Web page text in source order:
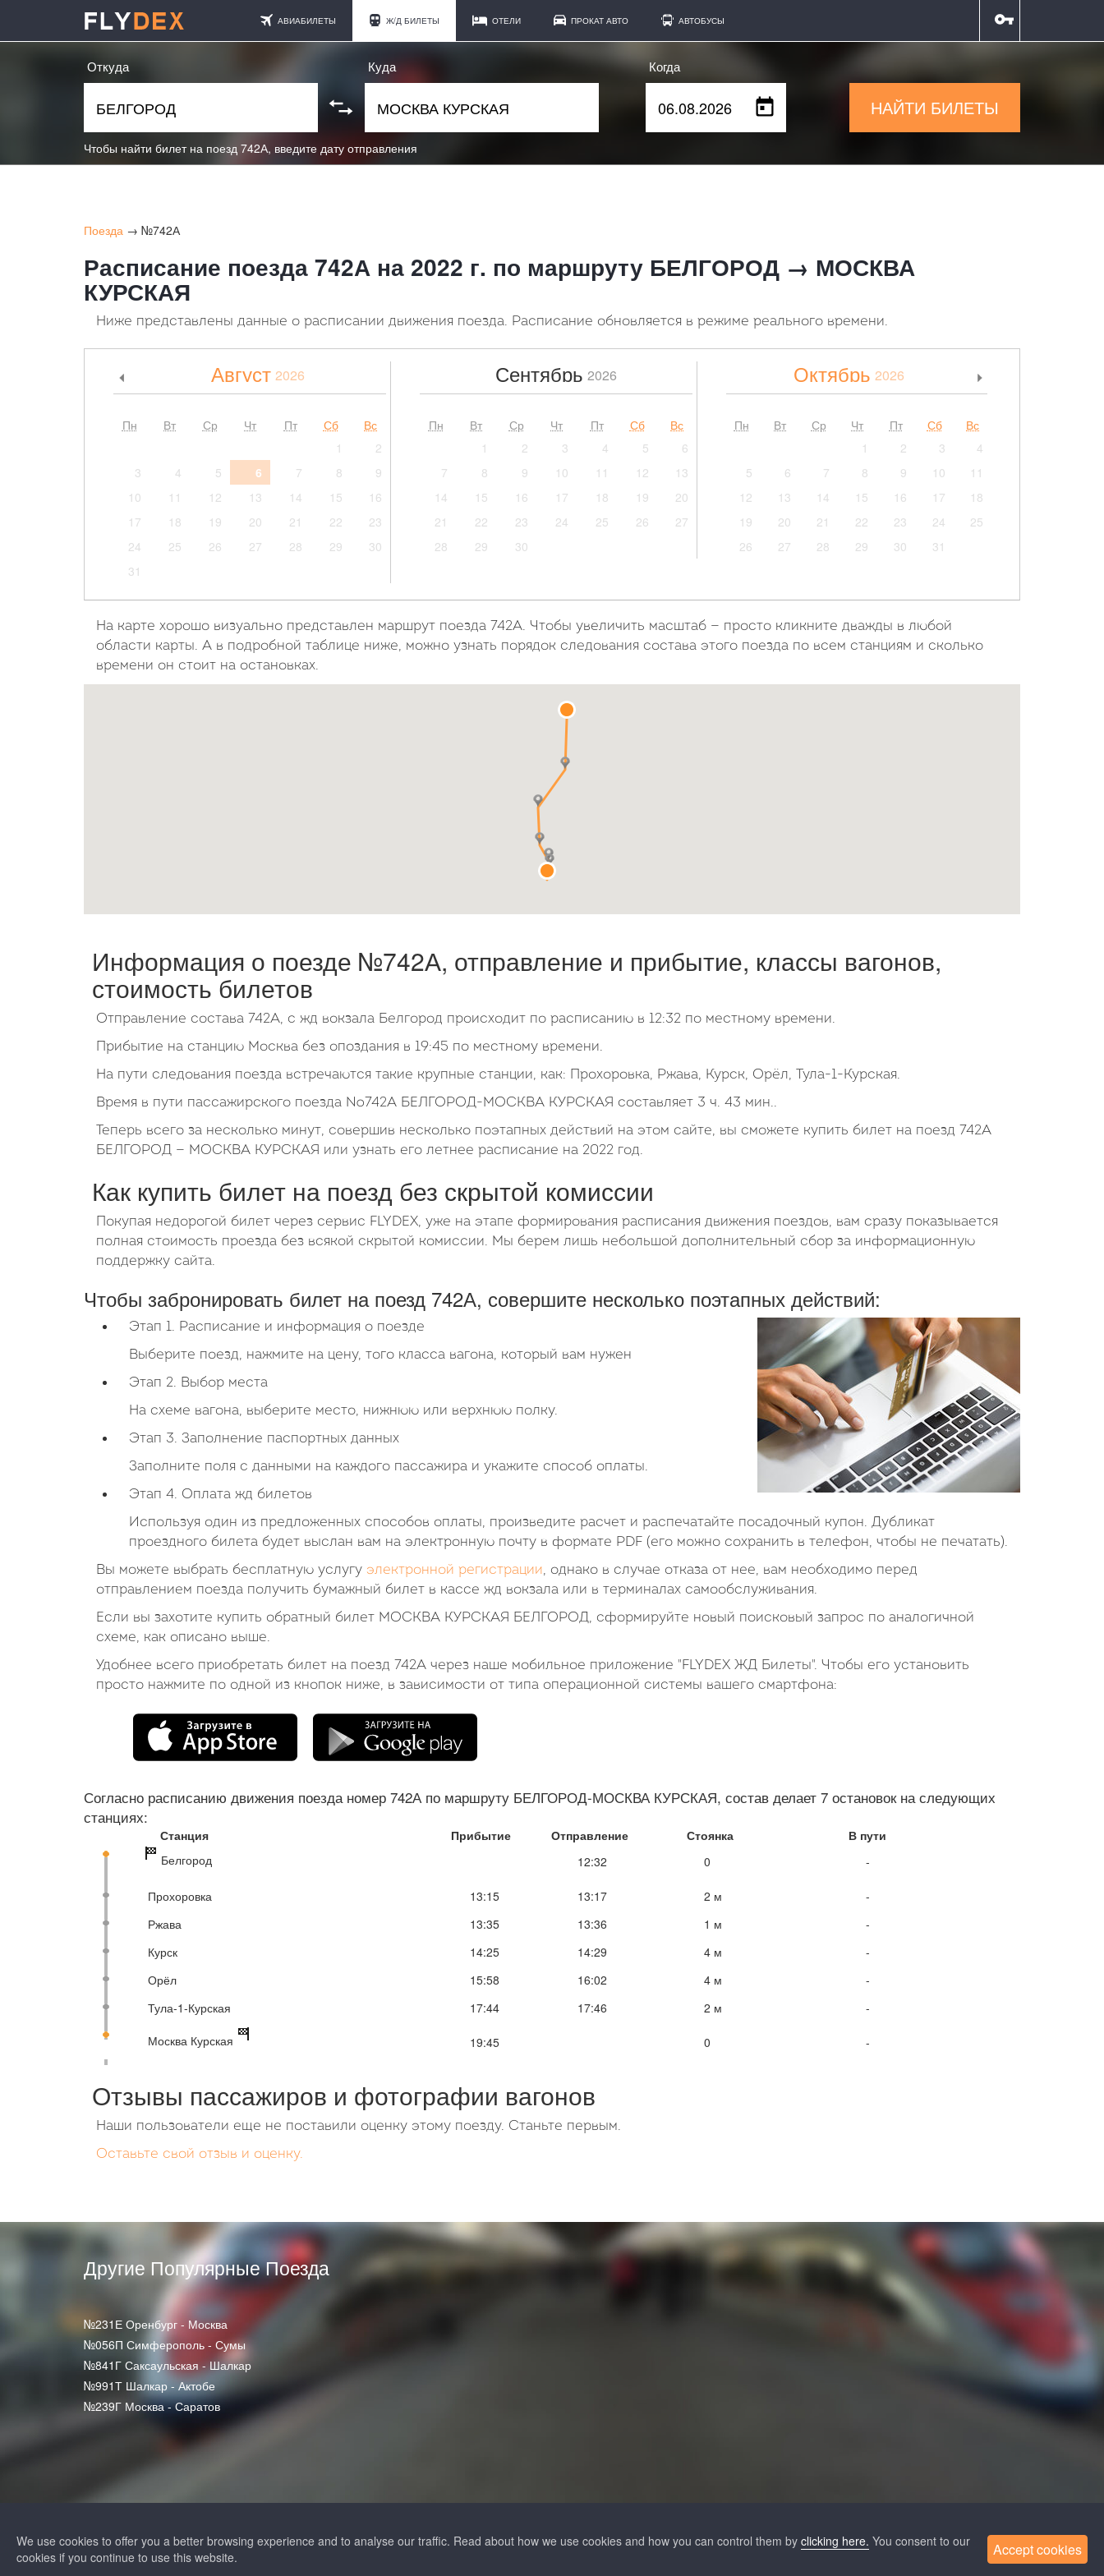
АВИАБИЛЕТЫ Ж/Д БИЛЕТЫ ОТЕЛИ ПРОКАТ АВТО АВТОБУСЫ
Откуда Куда Когда
НАЙТИ БИЛЕТЫ
Чтобы найти билет на поезд 742А, введите дату отправления
Поезда → №742А
Расписание поезда 742А на 2022 г. по маршруту БЕЛГОРОД → МОСКВА
КУРСКАЯ
Ниже представлены данные о расписании движения поезда. Расписание обновляется в режиме реального времени.
Август 2026
Пн Вт Ср Чт Пт Сб
Вс
1
2
3
4 5 6 7 8
9
10
11 12 13 14 15
16
17
18 19 20 21 22
23
24
25 26 27 28 29
30
31
Сентябрь 2026
Пн Вт Ср Чт Пт Сб
Вс
1
2 3 4 5
6
7
8 9 10 11 12
13
14
15 16 17 18 19
20
21
22 23 24 25 26
27
28
29 30
Октябрь 2026
Пн Вт Ср Чт Пт Сб
Вс
1
2 3
4
5
6 7 8 9 10
11
12
13 14 15 16 17
18
19
20 21 22 23 24
25
26
27 28 29 30 31
На карте хорошо визуально представлен маршрут поезда 742А. Чтобы увеличить масштаб — просто кликните дважды в любой
области карты. А в подробной таблице ниже, можно узнать порядок следования состава этого поезда по всем станциям и сколько
времени он стоит на остановках.
Информация о поезде №742А, отправление и прибытие, классы вагонов,
стоимость билетов
Отправление состава 742А, с жд вокзала Белгород происходит по расписанию в 12:32 по местному времени.
Прибытие на станцию Москва без опоздания в 19:45 по местному времени.
На пути следования поезда встречаются такие крупные станции, как: Прохоровка, Ржава, Курск, Орёл, Тула-1-Курская.
Время в пути пассажирского поезда №742А БЕЛГОРОД-МОСКВА КУРСКАЯ составляет 3 ч. 43 мин..
Теперь всего за несколько минут, совершив несколько поэтапных действий на этом сайте, вы сможете купить билет на поезд 742А
БЕЛГОРОД — МОСКВА КУРСКАЯ или узнать его летнее расписание на 2022 год.
Как купить билет на поезд без скрытой комиссии
Покупая недорогой билет через сервис FLYDEX, уже на этапе формирования расписания движения поездов, вам сразу показывается
полная стоимость проезда без всякой скрытой комиссии. Мы берем лишь небольшой дополнительный сбор за информационную
поддержку сайта.
Чтобы забронировать билет на поезд 742А, совершите несколько поэтапных действий:
Этап 1. Расписание и информация о поезде
Выберите поезд, нажмите на цену, того класса вагона, который вам нужен
Этап 2. Выбор места
На схеме вагона, выберите место, нижнюю или верхнюю полку.
Этап 3. Заполнение паспортных данных
Заполните поля с данными на каждого пассажира и укажите способ оплаты.
Этап 4. Оплата жд билетов
Используя один из предложенных способов оплаты, произведите расчет и распечатайте посадочный купон. Дубликат
проездного билета будет выслан вам на электронную почту в формате PDF (его можно сохранить в телефон, чтобы не печатать).
Вы можете выбрать бесплатную услугу электронной регистрации, однако в случае отказа от нее, вам необходимо перед
отправлением поезда получить бумажный билет в кассе жд вокзала или в терминалах самообслуживания.
Если вы захотите купить обратный билет МОСКВА КУРСКАЯ БЕЛГОРОД, сформируйте новый поисковый запрос по аналогичной
схеме, как описано выше.
Удобнее всего приобретать билет на поезд 742А через наше мобильное приложение "FLYDEX ЖД Билеты". Чтобы его установить
просто нажмите по одной из кнопок ниже, в зависимости от типа операционной системы вашего смартфона:
Согласно расписанию движения поезда номер 742А по маршруту БЕЛГОРОД-МОСКВА КУРСКАЯ, состав делает 7 остановок на следующих
станциях:
Станция Прибытие Отправление Стоянка
В пути
Белгород
12:32 0 -
Прохоровка 13:15 13:17 2 м
-
Ржава
13:35 13:36 1 м
-
Курск
14:25 14:29 4 м
-
Орёл
15:58 16:02 4 м
-
Тула-1-Курская
17:44 17:46 2 м
-
Москва Курская
19:45 0 -
Отзывы пассажиров и фотографии вагонов
Наши пользователи еще не поставили оценку этому поезду. Станьте первым.
Оставьте свой отзыв и оценку.
Другие Популярные Поезда
№231Е Оренбург - Москва
№056П Симферополь - Сумы
№841Г Саксаульская - Шалкар
№991Т Шалкар - Актобе
№239Г Москва - Саратов
ЖД Билеты
+7 (812) 313-64-52
+7 (495) 258-85-87
О нас Новости Помощь FAQ Контакты
We use cookies to offer you a better browsing experience and to analyse our traffic. Read about how we use cookies and how you can control them by clicking here. You consent to our
cookies if you continue to use this website.
Accept cookies